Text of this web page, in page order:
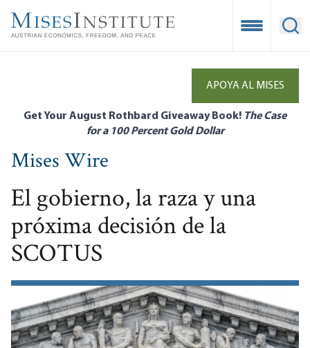
main
Open
APOYA AL MISES
Get Your August Rothbard Giveaway Book! The Case
for a 100 Percent Gold Dollar
Mises Wire
El gobierno, la raza y una
próxima decisión de la
SCOTUS